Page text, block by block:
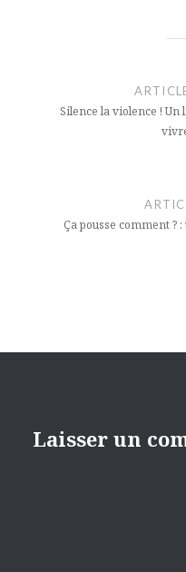
l’articleSilence la violence !
Ça pousse comment
Laisser un